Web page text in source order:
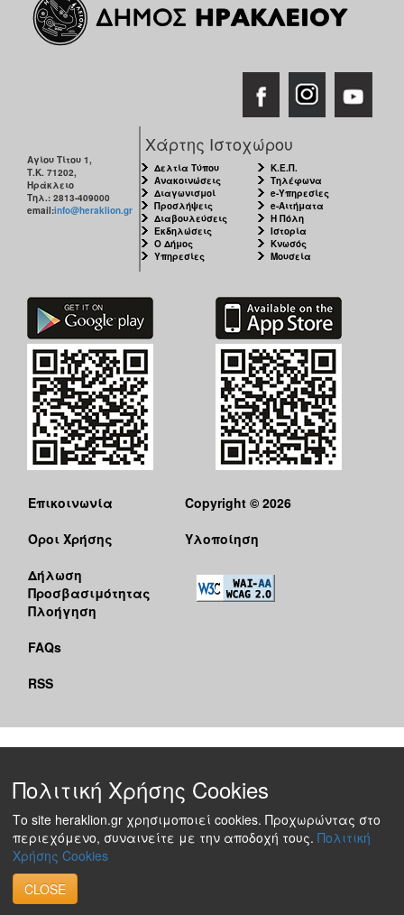
Αγίου Τίτου 1,
Τ.Κ. 71202,
Ηράκλειο
Τηλ.: 2813-409000
email:info@heraklion.gr
Χάρτης Ιστοχώρου
Δελτία Τύπου
Ανακοινώσεις
Διαγωνισμοί
Προσλήψεις
Διαβουλεύσεις
Εκδηλώσεις
Ο Δήμος
Υπηρεσίες
Κ.Ε.Π.
Τηλέφωνα
e-Υπηρεσίες
e-Αιτήματα
Η Πόλη
Ιστορία
Κνωσός
Μουσεία
Επικοινωνία
Όροι Χρήσης
Δήλωση
Προσβασιμότητας
Πλοήγηση
FAQs
RSS
Copyright © 2026
Υλοποίηση
Πολιτική Χρήσης Cookies
Το site heraklion.gr χρησιμοποιεί cookies. Προχωρώντας στο
περιεχόμενο, συναινείτε με την αποδοχή τους. Πολιτική
Χρήσης Cookies
CLOSE